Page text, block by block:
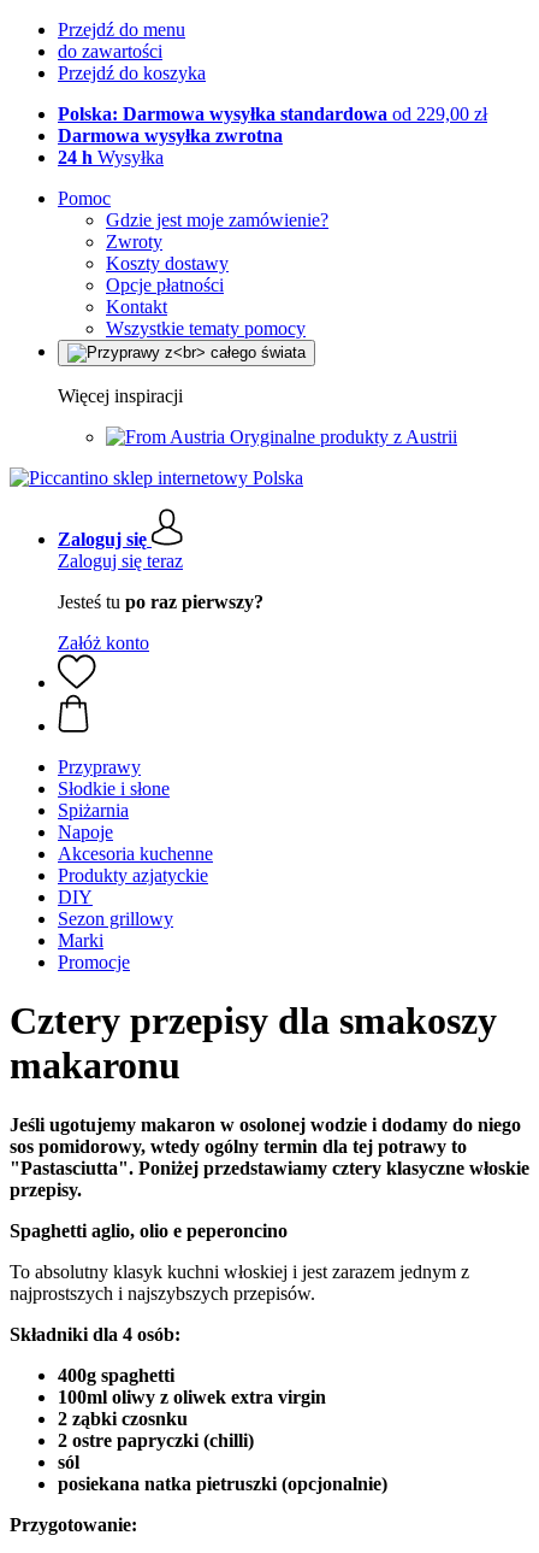
Przejdź do menu
do zawartości
Przejdź do koszyka
Polska: Darmowa wysyłka standardowa od 229,00 zł
Darmowa wysyłka zwrotna
24 h Wysyłka
Pomoc
Gdzie jest moje zamówienie?
Zwroty
Koszty dostawy
Opcje płatności
Kontakt
Wszystkie tematy pomocy
Więcej inspiracji
Oryginalne produkty z Austrii
Zaloguj się
Zaloguj się teraz
Jesteś tu po raz pierwszy?
Załóż konto
Przyprawy
Słodkie i słone
Spiżarnia
Napoje
Akcesoria kuchenne
Produkty azjatyckie
DIY
Sezon grillowy
Marki
Promocje
Cztery przepisy dla smakoszy
makaronu
Jeśli ugotujemy makaron w osolonej wodzie i dodamy do niego
sos pomidorowy, wtedy ogólny termin dla tej potrawy to
"Pastasciutta". Poniżej przedstawiamy cztery klasyczne włoskie
przepisy.
Spaghetti aglio, olio e peperoncino
To absolutny klasyk kuchni włoskiej i jest zarazem jednym z
najprostszych i najszybszych przepisów.
Składniki dla 4 osób:
400g spaghetti
100ml oliwy z oliwek extra virgin
2 ząbki czosnku
2 ostre papryczki (chilli)
sól
posiekana natka pietruszki (opcjonalnie)
Przygotowanie: